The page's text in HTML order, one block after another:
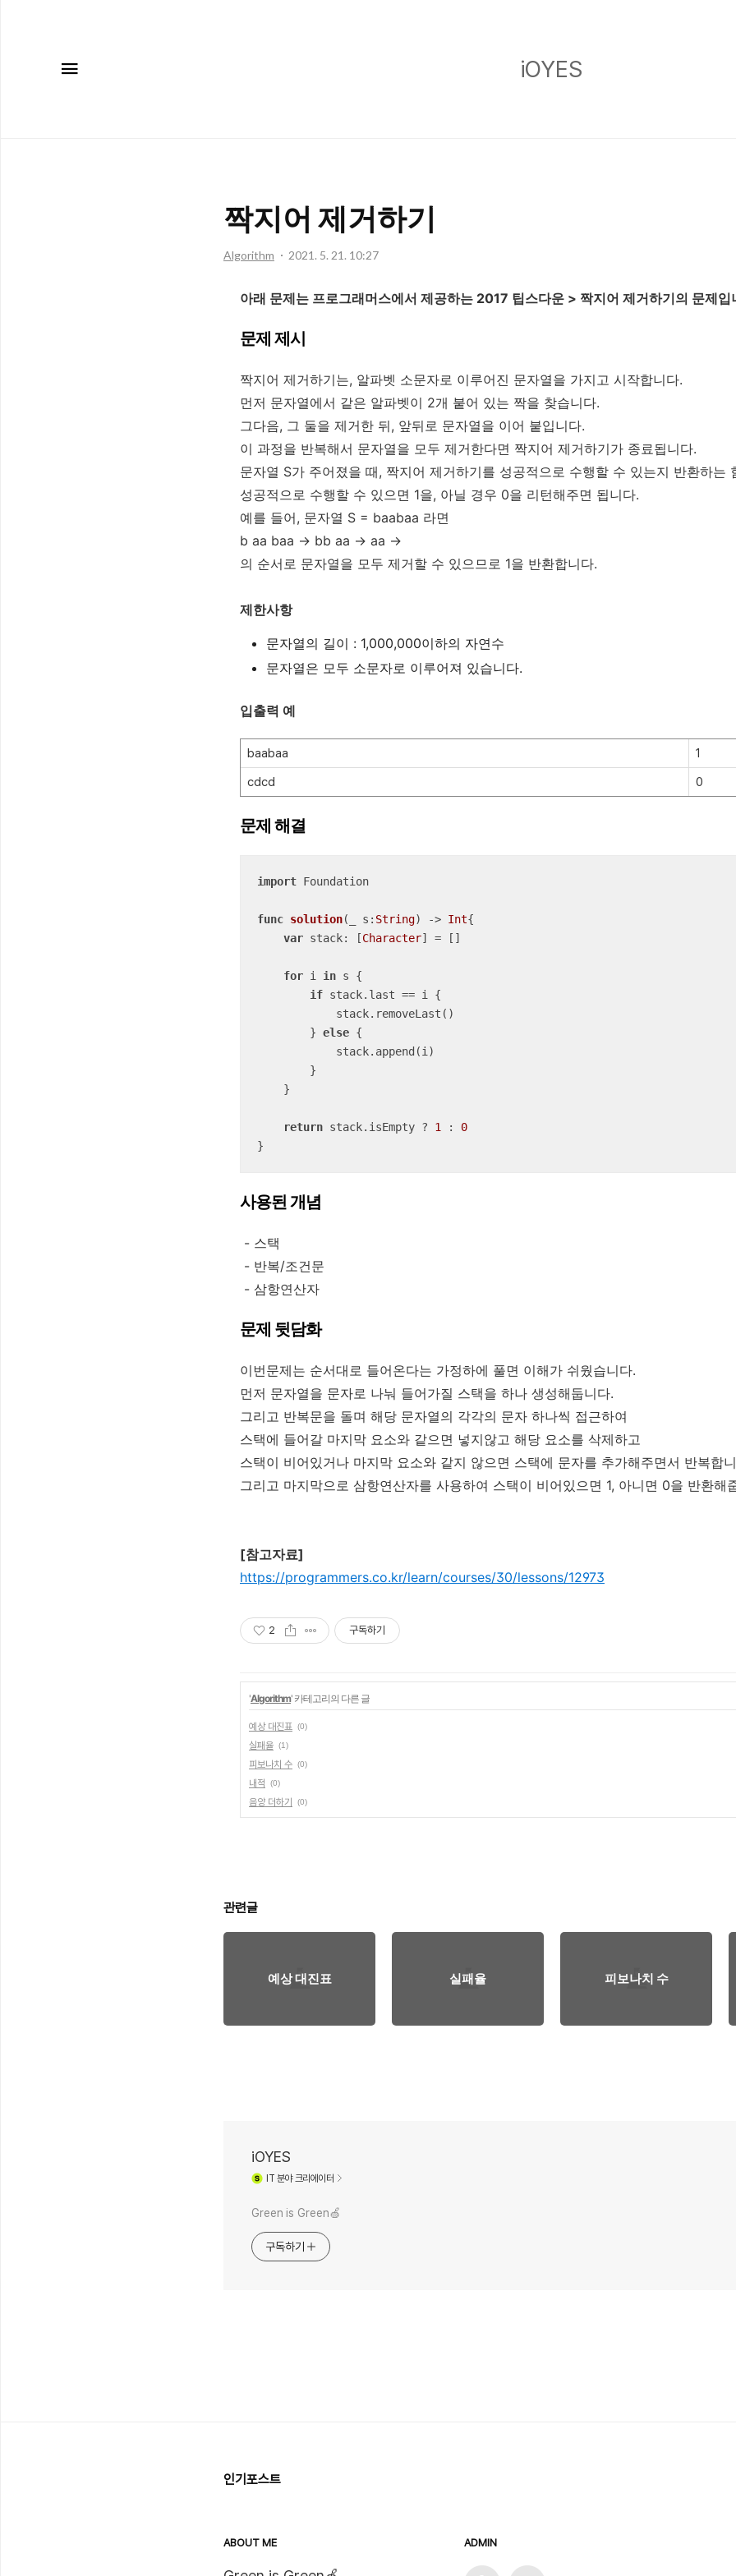
iOYES
짝지어 제거하기
Algorithm 2021. 5. 21. 10:27
아래 문제는 프로그래머스에서 제공하는 2017 팁스다운 > 짝지어 제거하기의 문제입
문제 제시
짝지어 제거하기는, 알파벳 소문자로 이루어진 문자열을 가지고 시작합니다.
먼저 문자열에서 같은 알파벳이 2개 붙어 있는 짝을 찾습니다.
그다음, 그 둘을 제거한 뒤, 앞뒤로 문자열을 이어 붙입니다.
이 과정을 반복해서 문자열을 모두 제거한다면 짝지어 제거하기가 종료됩니다.
문자열 S가 주어졌을 때, 짝지어 제거하기를 성공적으로 수행할 수 있는지 반환하는
성공적으로 수행할 수 있으면 1을, 아닐 경우 0을 리턴해주면 됩니다.
예를 들어, 문자열 S = baabaa 라면
b aa baa → bb aa → aa →
의 순서로 문자열을 모두 제거할 수 있으므로 1을 반환합니다.
제한사항
문자열의 길이 : 1,000,000이하의 자연수
문자열은 모두 소문자로 이루어져 있습니다.
입출력 예
baabaa
1
cdcd
0
문제 해결
import Foundation
func solution( s : String) -> Int{
var stack: [Character] = []
for i in s {
if stack.last == i {
        }
else {
return stack.isEmpty ? 1 : 0
사용된 개념
- 스택
- 반복/조건문
- 삼항연산자
문제 뒷담화
이번문제는 순서대로 들어온다는 가정하에 풀면 이해가 쉬웠습니다.
먼저 문자열을 문자로 나눠 들어가질 스택을 하나 생성해둡니다.
그리고 반복문을 돌며 해당 문자열의 각각의 문자 하나씩 접근하여
스택에 들어갈 마지막 요소와 같으면 넣지않고 해당 요소를 삭제하고
스택이 비어있거나 마지막 요소와 같지 않으면 스택에 문자를 추가해주면서 반복합
그리고 마지막으로 삼항연산자를 사용하여 스택이 비어있으면 1, 아니면 0을 반환해
[참고자료]
https://programmers.co.kr/learn/courses/30/lessons/12973
2 구독하기
'Algorithm' 카테고리의 다른 글
예상 대진표 (0)
실패율 (1)
피보나치 수 (0)
내적 (0)
음양 더하기 (0)
관련글
예상 대진표 실패율 피보나치 수
iOYES
IT 분야 크리에이터
Green is Green🍏
구독하기
인기포스트
ABOUT ME ADMIN
admin 글